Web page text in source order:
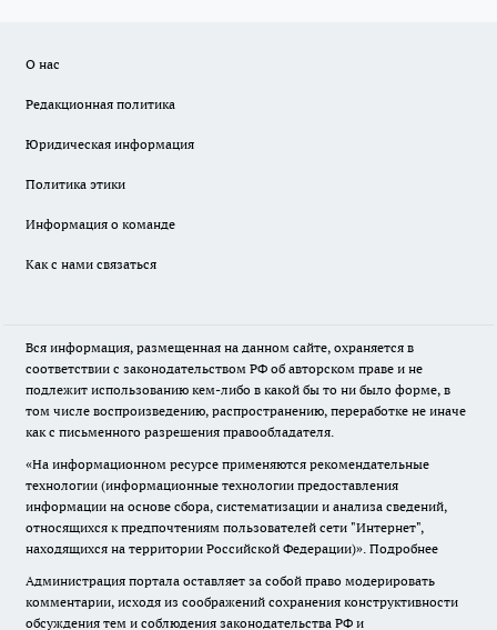
О нас
Редакционная политика
Юридическая информация
Политика этики
Информация о команде
Как с нами связаться
Вся информация, размещенная на данном сайте, охраняется в
соответствии с законодательством РФ об авторском праве и не
подлежит использованию кем-либо в какой бы то ни было форме, в
том числе воспроизведению, распространению, переработке не иначе
как с письменного разрешения правообладателя.
«На информационном ресурсе применяются рекомендательные
технологии (информационные технологии предоставления
информации на основе сбора, систематизации и анализа сведений,
относящихся к предпочтениям пользователей сети "Интернет",
находящихся на территории Российской Федерации)». Подробнее
Администрация портала оставляет за собой право модерировать
комментарии, исходя из соображений сохранения конструктивности
обсуждения тем и соблюдения законодательства РФ и